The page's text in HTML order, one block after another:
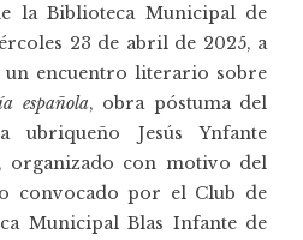
la Biblioteca Municipal de
23 de abril de 2025, a
un encuentro literario sobre
española, obra póstuma del
ubriqueñoJesús Ynfante
organizado con motivo del
convocado por el Club de
Municipal Blas Infante de